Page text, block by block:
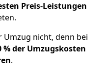
Preis-Leistungen
nicht, denn bei
% der Umzugskosten
.